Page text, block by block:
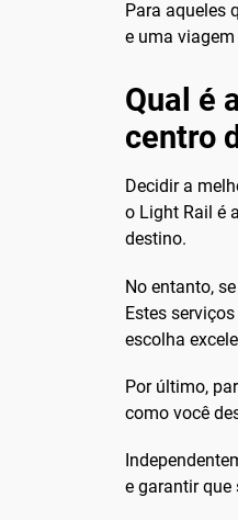
Para aqueles
e uma
Qual é
centro
Decidir a
o Light Rail é
destino.
No entanto,
Estes
escolha
Por último,
como você
e garantir que